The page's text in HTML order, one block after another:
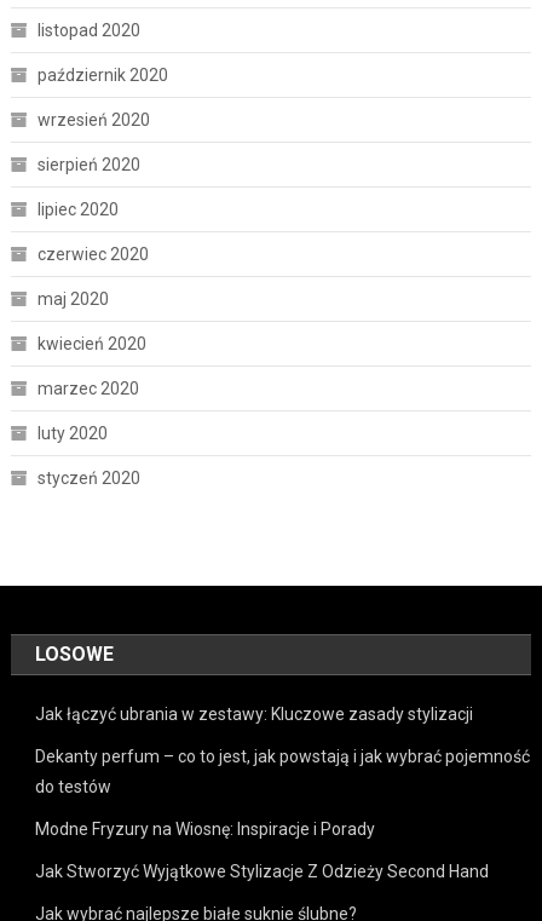
listopad 2020
październik 2020
wrzesień 2020
sierpień 2020
lipiec 2020
czerwiec 2020
maj 2020
kwiecień 2020
marzec 2020
luty 2020
styczeń 2020
LOSOWE
Jak łączyć ubrania w zestawy: Kluczowe zasady stylizacji
Dekanty perfum – co to jest, jak powstają i jak wybrać pojemność
do testów
Modne Fryzury na Wiosnę: Inspiracje i Porady
Jak Stworzyć Wyjątkowe Stylizacje Z Odzieży Second Hand
Jak wybrać najlepsze białe suknie ślubne?